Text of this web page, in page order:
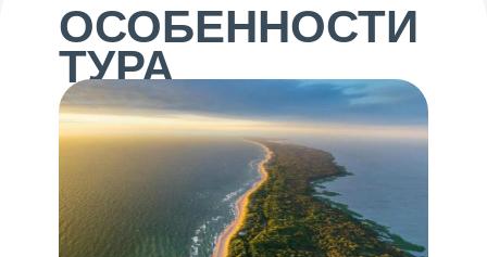
ОСОБЕННОСТИ
ТУРА